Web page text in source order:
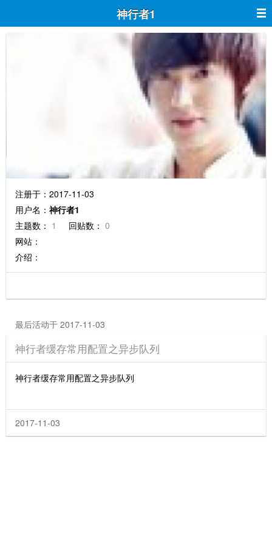
神行者1
注册于：2017-11-03
用户名： 神行者1
主题数： 1 回贴数： 0
网站：
介绍：
最后活动于 2017-11-03
神行者缓存常用配置之异步队列
神行者缓存常用配置之异步队列
2017-11-03